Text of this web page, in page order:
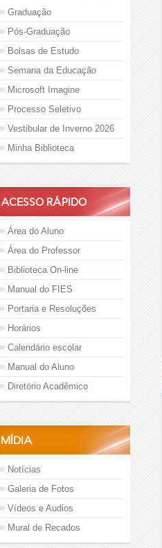
Graduação
Pós-Graduação
Bolsas de Estudo
Semana da Educação
Microsoft Imagine
Processo Seletivo
Vestibular de Inverno 2026
Minha Biblioteca
ACESSO RÁPIDO
Área do Aluno
Área do Professor
Biblioteca On-line
Manual do FIES
Portaria e Resoluções
Horários
Calendário escolar
Manual do Aluno
Diretório Acadêmico
MÍDIA
Notícias
Galeria de Fotos
Vídeos e Audios
Mural de Recados